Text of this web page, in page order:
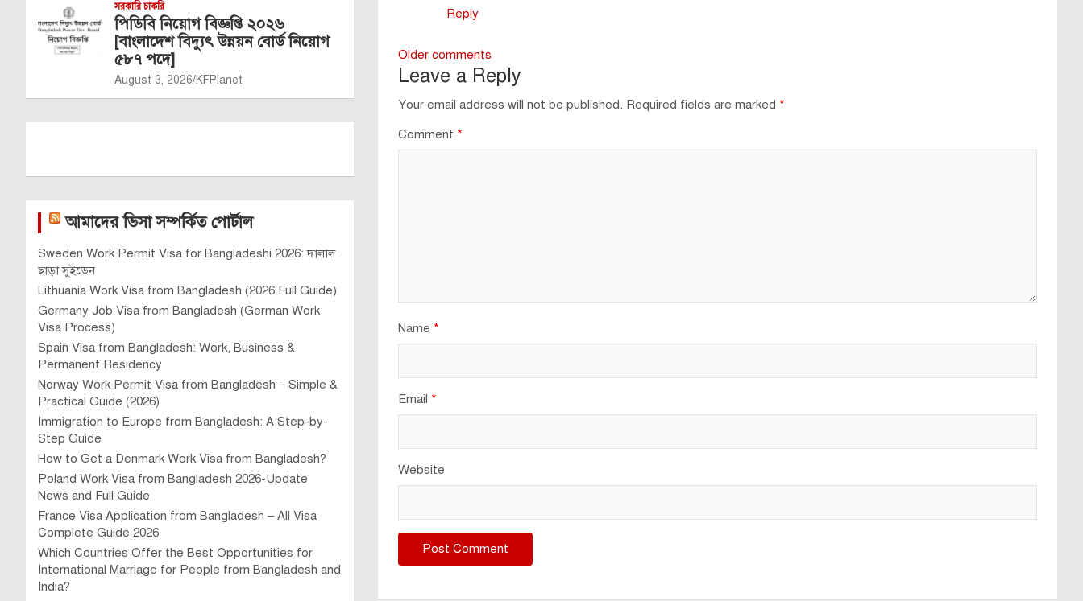
Reply
Comments
navigation
Older comments
Leave a Reply
Your email address will not be published. Required fields are marked *
Comment *
Name *
Email *
Website
সরকারি চাকরি
পিডিবি নিয়োগ বিজ্ঞপ্তি ২০২৬
[বাংলাদেশ বিদ্যুৎ উন্নয়ন বোর্ড নিয়োগ
৫৮৭ পদে]
August 3, 2026 KFPlanet
আমাদের ভিসা সম্পর্কিত পোর্টাল
Sweden Work Permit Visa for Bangladeshi 2026: দালাল
ছাড়া সুইডেন
Lithuania Work Visa from Bangladesh (2026 Full Guide)
Germany Job Visa from Bangladesh (German Work
Visa Process)
Spain Visa from Bangladesh: Work, Business &
Permanent Residency
Norway Work Permit Visa from Bangladesh – Simple &
Practical Guide (2026)
Immigration to Europe from Bangladesh: A Step-by-
Step Guide
How to Get a Denmark Work Visa from Bangladesh?
Poland Work Visa from Bangladesh 2026-Update
News and Full Guide
France Visa Application from Bangladesh – All Visa
Complete Guide 2026
Which Countries Offer the Best Opportunities for
International Marriage for People from Bangladesh and
India?